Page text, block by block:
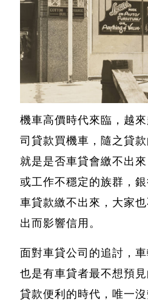
機車高價時代來臨，越
司貸款買機車，隨之貸
就是是否車貸會繳不出
或工作不穩定的族群，
車貸款繳不出來，大家
出而影響信用。
面對車貸公司的追討，
也是有車貸者最不想預
貸款便利的時代，唯一